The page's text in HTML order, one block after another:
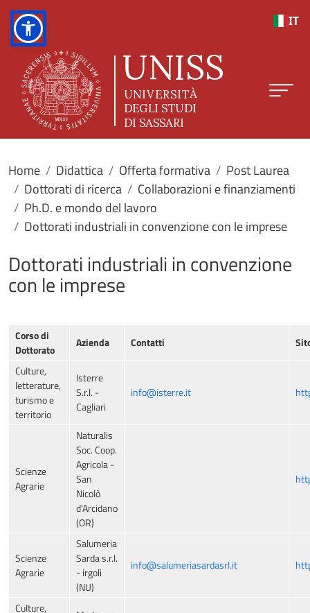
IT
Home Didattica Offerta formativa
Post Laurea
Dottorati di ricerca
Collaborazioni e finanziamenti
Ph.D. e mondo del lavoro
Dottorati industriali in convenzione con le imprese
Dottorati industriali in convenzione
con le imprese
Corso di
Dottorato
Azienda Contatti
Culture,
letterature,
turismo e
territorio
Isterre
S.r.l. -
Cagliari
info@isterre.it
Scienze
Agrarie
Naturalis
Soc. Coop.
Agricola -
San
Nicolò
d'Arcidano
(OR)
Scienze
Agrarie
Salumeria
Sarda s.r.l.
- irgoli
(NU)
info@salumeriasardasrl.it
Culture,